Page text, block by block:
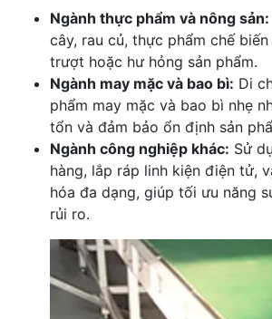
Ngành thực phẩm và nông sản:
cây, rau củ, thực phẩm chế
trượt hoặc hư hỏng sản phẩm.
Ngành may mặc và bao bì: Di
phẩm may mặc và bao bì nhẹ
tổn và đảm bảo ổn định sản
Ngành công nghiệp khác: Sử
hàng, lắp ráp linh kiện điện tử,
hóa đa dạng, giúp tối ưu năng
rủi ro.